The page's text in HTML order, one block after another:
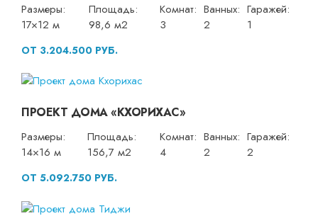
Размеры:
17×12 м
Площадь:
98,6 м2
Комнат:
3
Ванных:
2
Гаражей:
1
ОТ 3.204.500 РУБ.
ПРОЕКТ ДОМА «КХОРИХАС»
Размеры:
14×16 м
Площадь:
156,7 м2
Комнат:
4
Ванных:
2
Гаражей:
2
ОТ 5.092.750 РУБ.